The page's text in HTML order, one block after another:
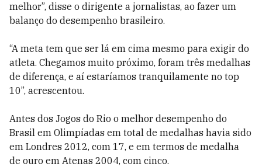
melhor”, disse o dirigente a jornalistas, ao fazer um
balanço do desempenho brasileiro.
“A meta tem que ser lá em cima mesmo para exigir do
atleta. Chegamos muito próximo, foram três medalhas
de diferença, e aí estaríamos tranquilamente no top
10”, acrescentou.
Antes dos Jogos do Rio o melhor desempenho do
Brasil em Olimpíadas em total de medalhas havia sido
em Londres 2012, com 17, e em termos de medalha
de ouro em Atenas 2004, com cinco.